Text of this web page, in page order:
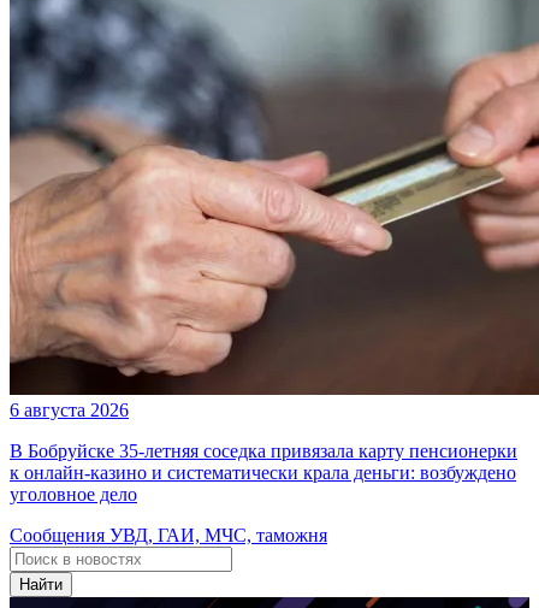
6 августа 2026
В Бобруйске 35-летняя соседка привязала карту пенсионерки
к онлайн-казино и систематически крала деньги: возбуждено
уголовное дело
Сообщения УВД, ГАИ, МЧС, таможня
Найти